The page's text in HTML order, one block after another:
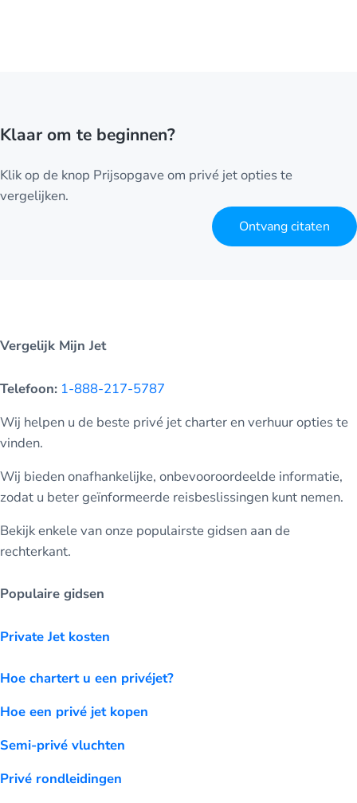
Klaar om te beginnen?
Klik op de knop Prijsopgave om privé jet opties te
vergelijken.
Ontvang citaten
Vergelijk Mijn Jet
Telefoon: 1-888-217-5787
Wij helpen u de beste privé jet charter en verhuur opties te
vinden.
Wij bieden onafhankelijke, onbevooroordeelde informatie,
zodat u beter geïnformeerde reisbeslissingen kunt nemen.
Bekijk enkele van onze populairste gidsen aan de
rechterkant.
Populaire gidsen
Private Jet kosten
Hoe chartert u een privéjet?
Hoe een privé jet kopen
Semi-privé vluchten
Privé rondleidingen